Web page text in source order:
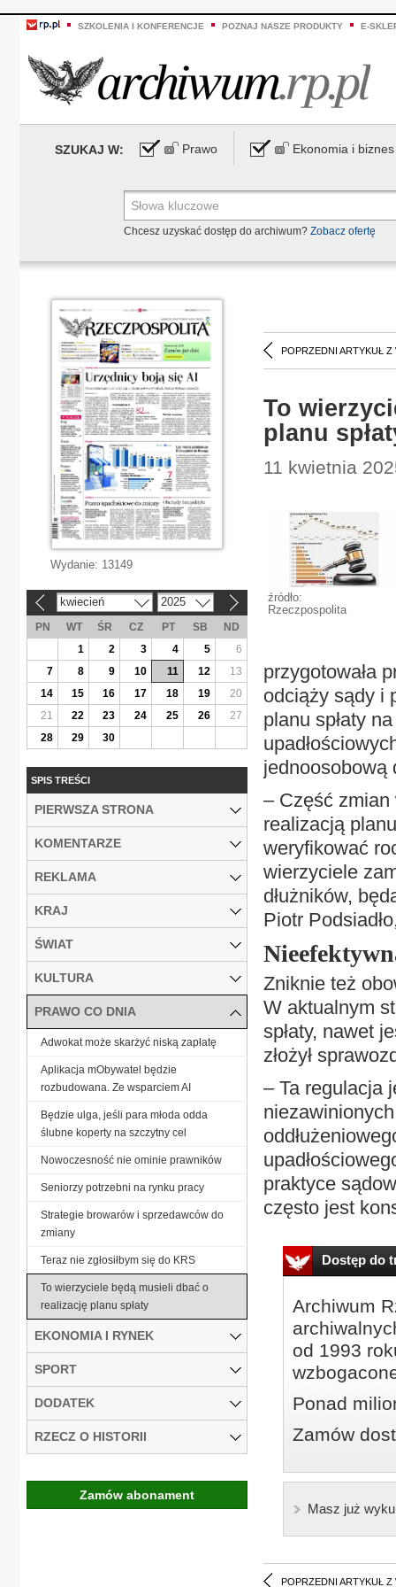
SZKOLENIA I KONFERENCJE POZNAJ NASZE PRODUKTY E-
SZUKAJ W: Prawo Ekonomia i biznes
Chcesz uzyskać dostęp do archiwum? Zobacz ofertę
POPRZEDNI ARTYKUŁ Z
To
planu
11 kwietnia
źródło:
Rzeczpospolita
przygotowała
odciąży sądy i
planu spłaty
jednoosobową
– Część
realizacją
weryfikować
wierzyciele
dłużników,
Piotr
Zniknie też
W aktualnym
spłaty, nawet
złożył
– Ta regulacja
praktyce
często jest
Dostęp do
Archiwum
od 1993
Ponad
Zamów
Masz już
POPRZEDNI ARTYKUŁ Z
Wydanie: 13149
kwiecień 2025
PN WT ŚR CZ PT SB
ND
1
2 3 4 5
6
7
8 9 10 11 12
13
14
15 16 17 18 19
20
21
22 23 24 25 26
27
28
29 30
SPIS TREŚCI
PIERWSZA STRONA
KOMENTARZE
REKLAMA
KRAJ
ŚWIAT
KULTURA
PRAWO CO DNIA
Adwokat może skarżyć niską zapłatę
Aplikacja mObywatel będzie
rozbudowana. Ze wsparciem AI
Będzie ulga, jeśli para młoda odda
ślubne koperty na szczytny cel
Nowoczesność nie ominie prawników
Seniorzy potrzebni na rynku pracy
Strategie browarów i sprzedawców do
zmiany
Teraz nie zgłosiłbym się do KRS
To wierzyciele będą musieli dbać o
realizację planu spłaty
EKONOMIA I RYNEK
SPORT
DODATEK
RZECZ O HISTORII
Zamów abonament